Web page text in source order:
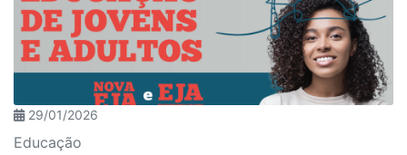
29/01/2026
Educação